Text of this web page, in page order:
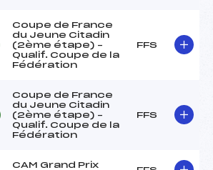
Coupe de France
du Jeune Citadin
(2ème étape) –
Qualif. Coupe de la
Fédération
FFS
Coupe de France
du Jeune Citadin
(2ème étape) –
Qualif. Coupe de la
Fédération
FFS
CAM Grand Prix